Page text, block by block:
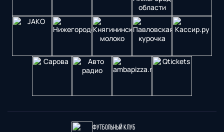
Футбольный клуб